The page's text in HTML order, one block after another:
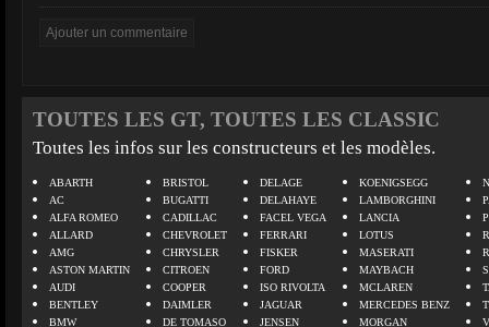
TOUTES LES GT, TOUTES LES CLASSIC
Toutes les infos sur les constructeurs et les modèles.
ABARTH
AC
ALFA ROMEO
ALLARD
AMG
ASTON MARTIN
AUDI
BENTLEY
BMW
BRISTOL
BUGATTI
CADILLAC
CHEVROLET
CHRYSLER
CITROEN
COOPER
DAIMLER
DE TOMASO
DELAGE
DELAHAYE
FACEL VEGA
FERRARI
FISKER
FORD
ISO RIVOLTA
JAGUAR
JENSEN
KOENIGSEGG
LAMBORGHINI
LANCIA
LOTUS
MASERATI
MAYBACH
MCLAREN
MERCEDES BENZ
MORGAN